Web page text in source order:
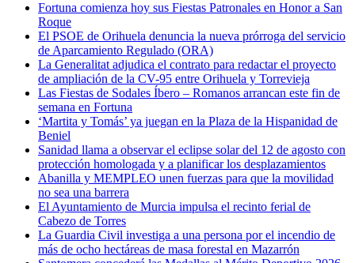
Fortuna comienza hoy sus Fiestas Patronales en Honor a San
Roque
El PSOE de Orihuela denuncia la nueva prórroga del servicio
de Aparcamiento Regulado (ORA)
La Generalitat adjudica el contrato para redactar el proyecto
de ampliación de la CV-95 entre Orihuela y Torrevieja
Las Fiestas de Sodales Íbero – Romanos arrancan este fin de
semana en Fortuna
‘Martita y Tomás’ ya juegan en la Plaza de la Hispanidad de
Beniel
Sanidad llama a observar el eclipse solar del 12 de agosto con
protección homologada y a planificar los desplazamientos
Abanilla y MEMPLEO unen fuerzas para que la movilidad
no sea una barrera
El Ayuntamiento de Murcia impulsa el recinto ferial de
Cabezo de Torres
La Guardia Civil investiga a una persona por el incendio de
más de ocho hectáreas de masa forestal en Mazarrón